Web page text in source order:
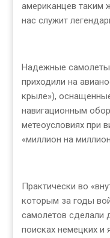
американцев таким
нас служит
Надежные самолеты
приходили на
крыле»),
навигационным
метеоусловиях при
«миллион на
Практически во
которым за годы
самолетов сделали
поисках немецких и